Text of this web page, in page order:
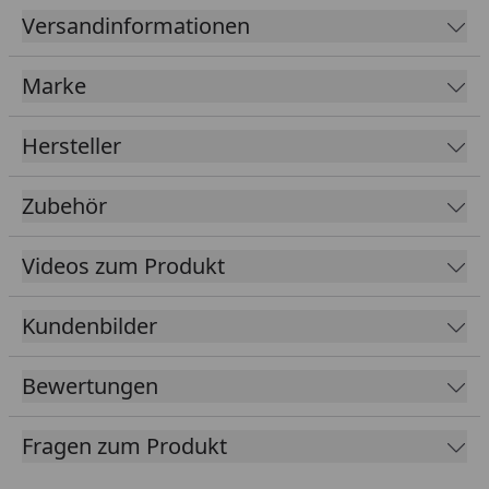
Wendbare Bohlen in Anthrazit und Hellgrau
Gesamtmaß: 300 x 277 cm
Innenmaß: 258 x 232 cm
Stärke und Robustheit von Holz
Haltbarkeit und Wetterbeständigkeit von
Kunststoff
Aussehen und Gefühl von Holz
Sollten Sie Regale, Haken o.Ä. im Innern
anschrauben möchten, sollten Sie hierfür Rigips
Spreizdübel verwenden (normale Schrauben
halten aufgrund der Hohlkammerprofile nicht)
Farbe Aluminiumbauteile: RAL 7015
Tipp: Unter folgendem
Versandinformationen
Marke
Hersteller
Zubehör
Videos zum Produkt
Kundenbilder
Bewertungen
Fragen zum Produkt